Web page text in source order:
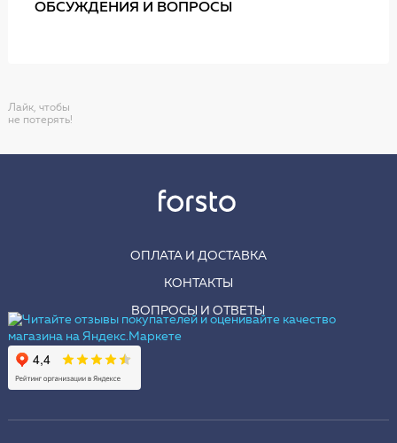
ОБСУЖДЕНИЯ И ВОПРОСЫ
Лайк, чтобы
не потерять!
ОПЛАТА И ДОСТАВКА
КОНТАКТЫ
ВОПРОСЫ И ОТВЕТЫ